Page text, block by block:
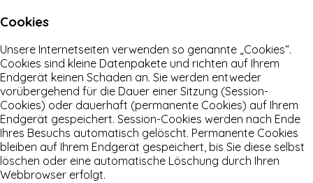
Cookies
Unsere Internetseiten verwenden so genannte „Cookies“.
Cookies sind kleine Datenpakete und richten auf Ihrem
Endgerät keinen Schaden an. Sie werden entweder
vorübergehend für die Dauer einer Sitzung (Session-
Cookies) oder dauerhaft (permanente Cookies) auf Ihrem
Endgerät gespeichert. Session-Cookies werden nach Ende
Ihres Besuchs automatisch gelöscht. Permanente Cookies
bleiben auf Ihrem Endgerät gespeichert, bis Sie diese selbst
löschen oder eine automatische Löschung durch Ihren
Webbrowser erfolgt.